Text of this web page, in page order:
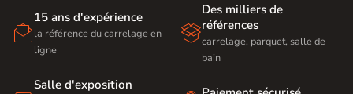

15 ans d'expérience
la référence du carrelage en
ligne

Des milliers de
références
carrelage, parquet, salle de
bain
Salle d'exposition